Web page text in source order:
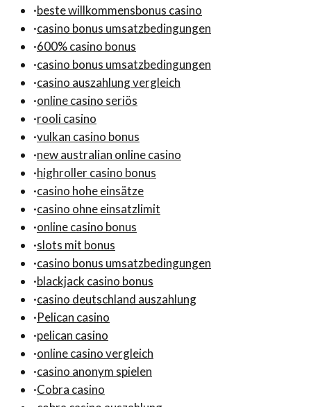
·beste willkommensbonus casino
·casino bonus umsatzbedingungen
·600% casino bonus
·casino bonus umsatzbedingungen
·casino auszahlung vergleich
·online casino seriös
·rooli casino
·vulkan casino bonus
·new australian online casino
·highroller casino bonus
·casino hohe einsätze
·casino ohne einsatzlimit
·online casino bonus
·slots mit bonus
·casino bonus umsatzbedingungen
·blackjack casino bonus
·casino deutschland auszahlung
·Pelican casino
·pelican casino
·online casino vergleich
·casino anonym spielen
·Cobra casino